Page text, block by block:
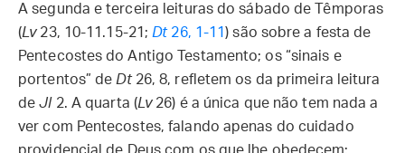
A segunda e terceira leituras do sábado de Têmporas
(Lv23, 10-11.15-21; Dt26, 1-11) são sobre a festa de
Pentecostes do Antigo Testamento; os “sinais e
portentos” de Dt26, 8, refletem os da primeira leitura
deJl2. A quarta (Lv26) é a única que não tem nada a
ver com Pentecostes, falando apenas do cuidado
providencial de Deus com os que lhe obedecem: